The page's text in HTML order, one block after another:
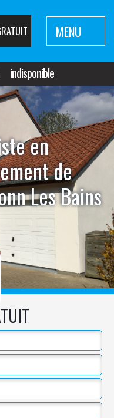
MENU
indisponible
en
de
Les Bains